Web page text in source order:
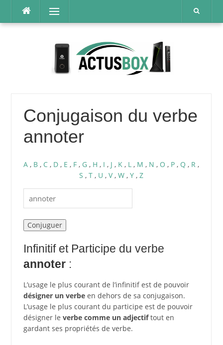
contenu
Menu
Conjugaison du verbe
annoter
A , B , C , D , E , F , G , H , I , J , K , L , M , N , O , P , Q , R ,
S , T , U , V, W , Y , Z
Infinitif et Participe du verbe
annoter:
L’usage le plus courant de l’infinitif est de pouvoir
désigner un verbeen dehors de sa conjugaison.
L’usage le plus courant du participe est de pouvoir
désigner le verbe comme un adjectiftout en
gardant ses propriétés de verbe.